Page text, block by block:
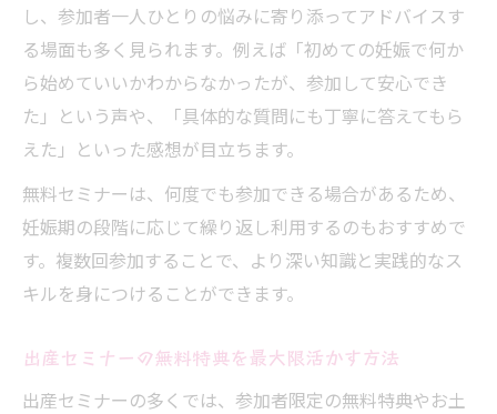
し、参加者一人ひとりの悩みに寄り添ってアドバイスす
る場面も多く見られます。例えば「初めての妊娠で何か
ら始めていいかわからなかったが、参加して安心でき
た」という声や、「具体的な質問にも丁寧に答えてもら
えた」といった感想が目立ちます。
無料セミナーは、何度でも参加できる場合があるため、
妊娠期の段階に応じて繰り返し利用するのもおすすめで
す。複数回参加することで、より深い知識と実践的なス
キルを身につけることができます。
出産セミナーの無料特典を最大限活かす方法
出産セミナーの多くでは、参加者限定の無料特典やお土